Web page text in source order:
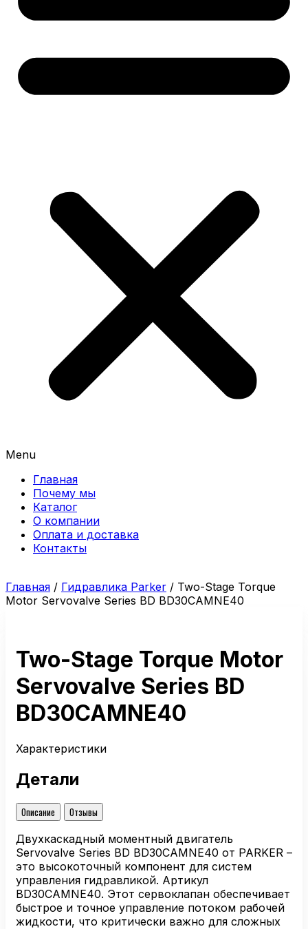
Menu
Главная
Почему мы
Каталог
О компании
Оплата и доставка
Контакты
Главная / Гидравлика Parker / Two-Stage Torque
Motor Servovalve Series BD BD30CAMNE40
Two-Stage Torque Motor
Servovalve Series BD
BD30CAMNE40
Характеристики
Детали
Описание
Отзывы
Двухкаскадный моментный двигатель
Servovalve Series BD BD30CAMNE40 от PARKER –
это высокоточный компонент для систем
управления гидравликой. Артикул
BD30CAMNE40. Этот сервоклапан обеспечивает
быстрое и точное управление потоком рабочей
жидкости, что критически важно для сложных